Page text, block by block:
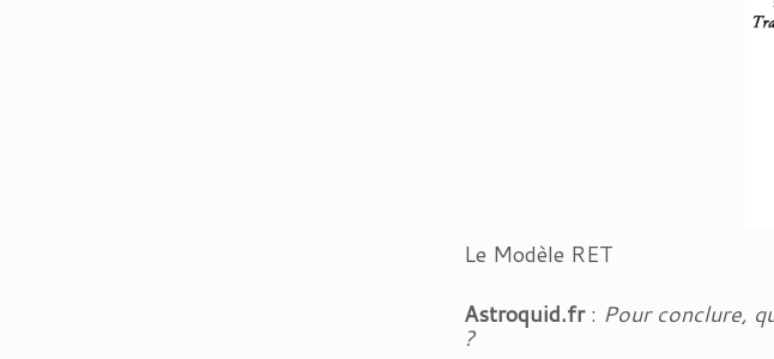
Le Modèle RET
Astroquid.fr: Pour conclure,
?